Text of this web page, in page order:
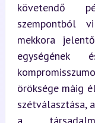
követendő
szempontból
mekkora
öröksége máig
szétválasztása,